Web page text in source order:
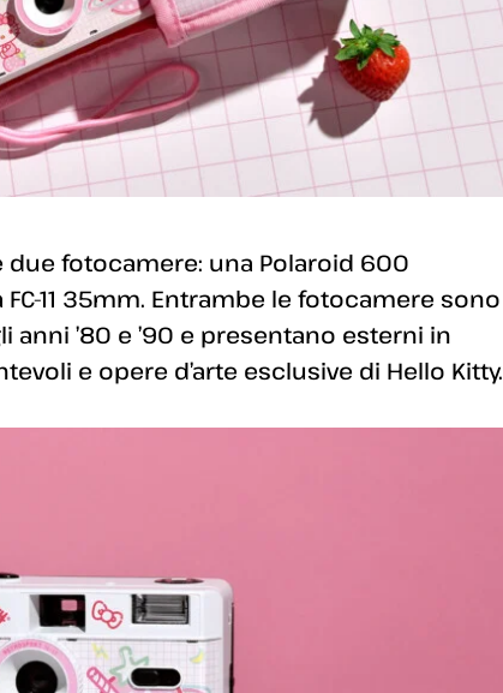
fotocamere: una Polaroid 600
11 35mm. Entrambe le fotocamere sono
’80 e ’90 e presentano esterni in
e opere d’arte esclusive di Hello Kitty.